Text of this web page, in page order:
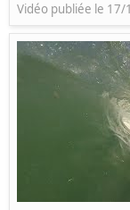
Vidéo publiée le 17/